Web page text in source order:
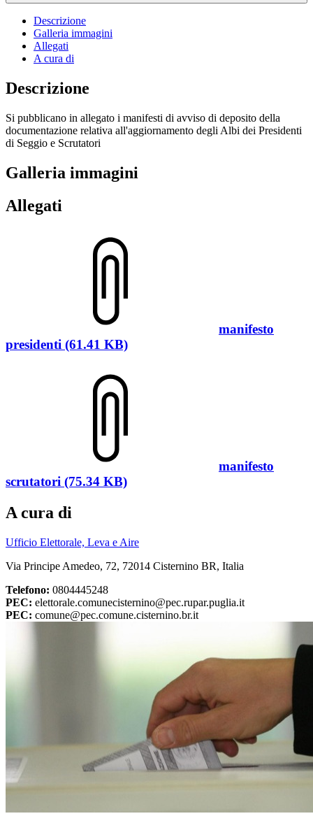
Descrizione
Galleria immagini
Allegati
A cura di
Descrizione
Si pubblicano in allegato i manifesti di avviso di deposito della
documentazione relativa all'aggiornamento degli Albi dei Presidenti
di Seggio e Scrutatori
Galleria immagini
Allegati
manifesto
presidenti (61.41 KB)
manifesto
scrutatori (75.34 KB)
A cura di
Ufficio Elettorale, Leva e Aire
Via Principe Amedeo, 72, 72014 Cisternino BR, Italia
Telefono: 0804445248
PEC: elettorale.comunecisternino@pec.rupar.puglia.it
PEC: comune@pec.comune.cisternino.br.it